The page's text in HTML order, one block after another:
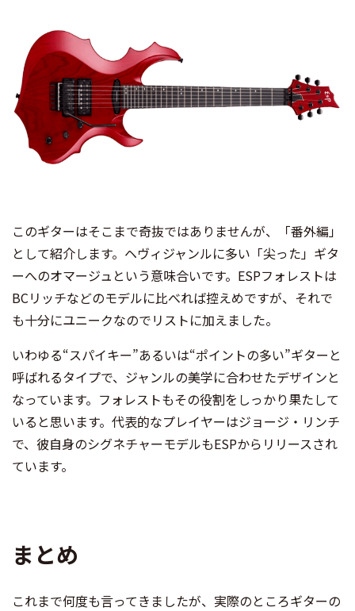
このギターはそこまで奇抜ではありませんが、「番外編」
として紹介します。ヘヴィジャンルに多い「尖った」ギタ
ーへのオマージュという意味合いです。ESPフォレストは
BCリッチなどのモデルに比べれば控えめですが、それで
も十分にユニークなのでリストに加えました。
いわゆる“スパイキー”あるいは“ポイントの多い”ギターと
呼ばれるタイプで、ジャンルの美学に合わせたデザインと
なっています。フォレストもその役割をしっかり果たして
いると思います。代表的なプレイヤーはジョージ・リンチ
で、彼自身のシグネチャーモデルもESPからリリースされ
ています。
まとめ
これまで何度も言ってきましたが、実際のところギターの